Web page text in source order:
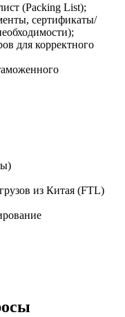
(Packing List);
сертификаты/
для корректного
из Китая (FTL)